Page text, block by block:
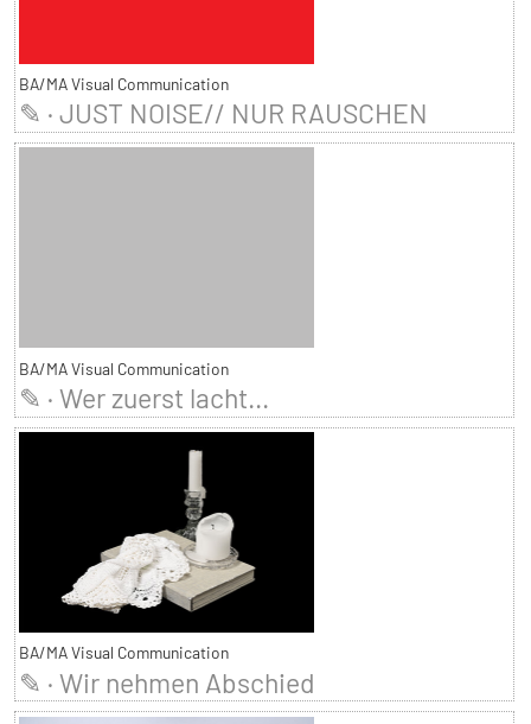
BA/MA Visual Communication
✎ · JUST NOISE// NUR RAUSCHEN
BA/MA Visual Communication
✎ · Wer zuerst lacht...
BA/MA Visual Communication
✎ · Wir nehmen Abschied